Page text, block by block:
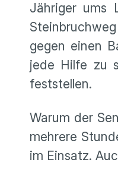
Jähriger ums
gegen einen
jede Hilfe zu
feststellen.
Warum der
mehrere
im Einsatz.